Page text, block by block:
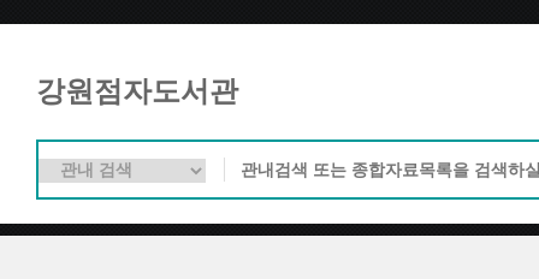
강원점자도서관